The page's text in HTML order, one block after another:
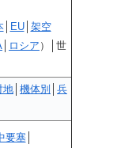
│ EU│ 架空
ロシア ）│世
地 機体別
兵
要塞│